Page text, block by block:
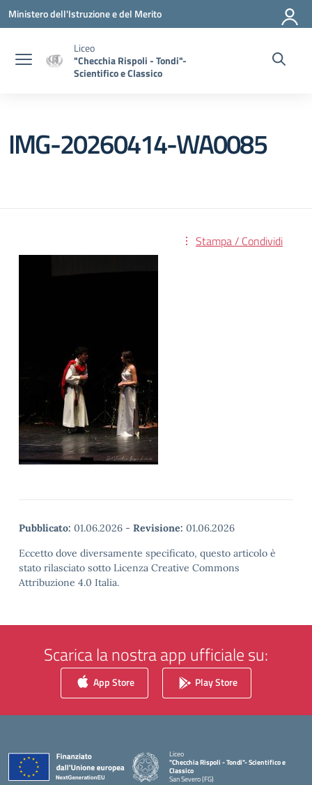
Vai ai contenuti
Vai al menu di navigazione
Vai al footer
Ministero dell'Istruzione e del Merito
Liceo
"Checchia Rispoli - Tondi"-
Scientifico e Classico
IMG-20260414-WA0085
Stampa / Condividi
Pubblicato: 01.06.2026 - Revisione: 01.06.2026
Eccetto dove diversamente specificato, questo articolo è
stato rilasciato sotto Licenza Creative Commons
Attribuzione 4.0 Italia.
Scarica la nostra app ufficiale su:
App Store Play Store
Liceo
"Checchia Rispoli - Tondi"- Scientifico e
Classico
San Severo (FG)